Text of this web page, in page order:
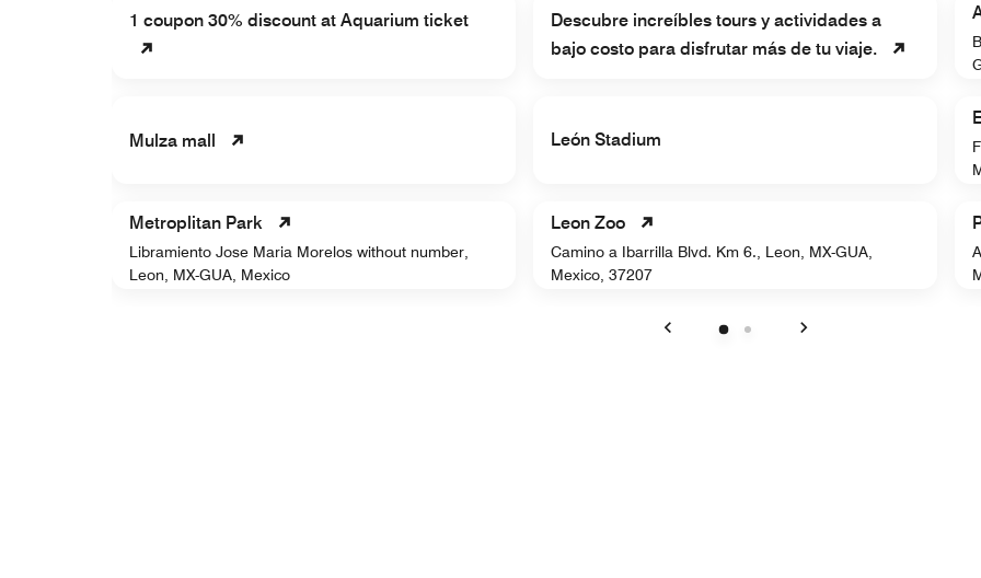
1 coupon 30% discount at Aquarium ticket
Descubre increíbles tours y actividades a
bajo costo para disfrutar más de tu viaje.
Mulza mall León Stadium
Metroplitan Park
Libramiento Jose Maria Morelos without number,
Leon, MX-GUA, Mexico
Leon Zoo
Camino a Ibarrilla Blvd. Km 6., Leon, MX-GUA,
Mexico, 37207